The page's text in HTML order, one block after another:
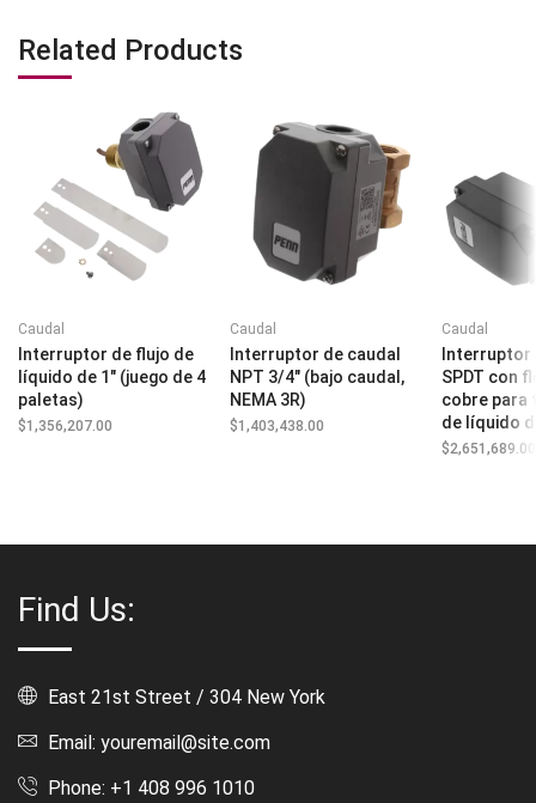
Related Products
Caudal
Interruptor de flujo de
líquido de 1″ (juego de 4
paletas)
$1,356,207.00
Caudal
Interruptor de caudal
NPT 3/4″ (bajo caudal,
NEMA 3R)
$1,403,438.00
Caudal
SPDT con
cobre para
de líquido
$2,651,689.00
Find Us:
East 21st Street / 304 New York
Email: youremail@site.com
Phone: +1 408 996 1010